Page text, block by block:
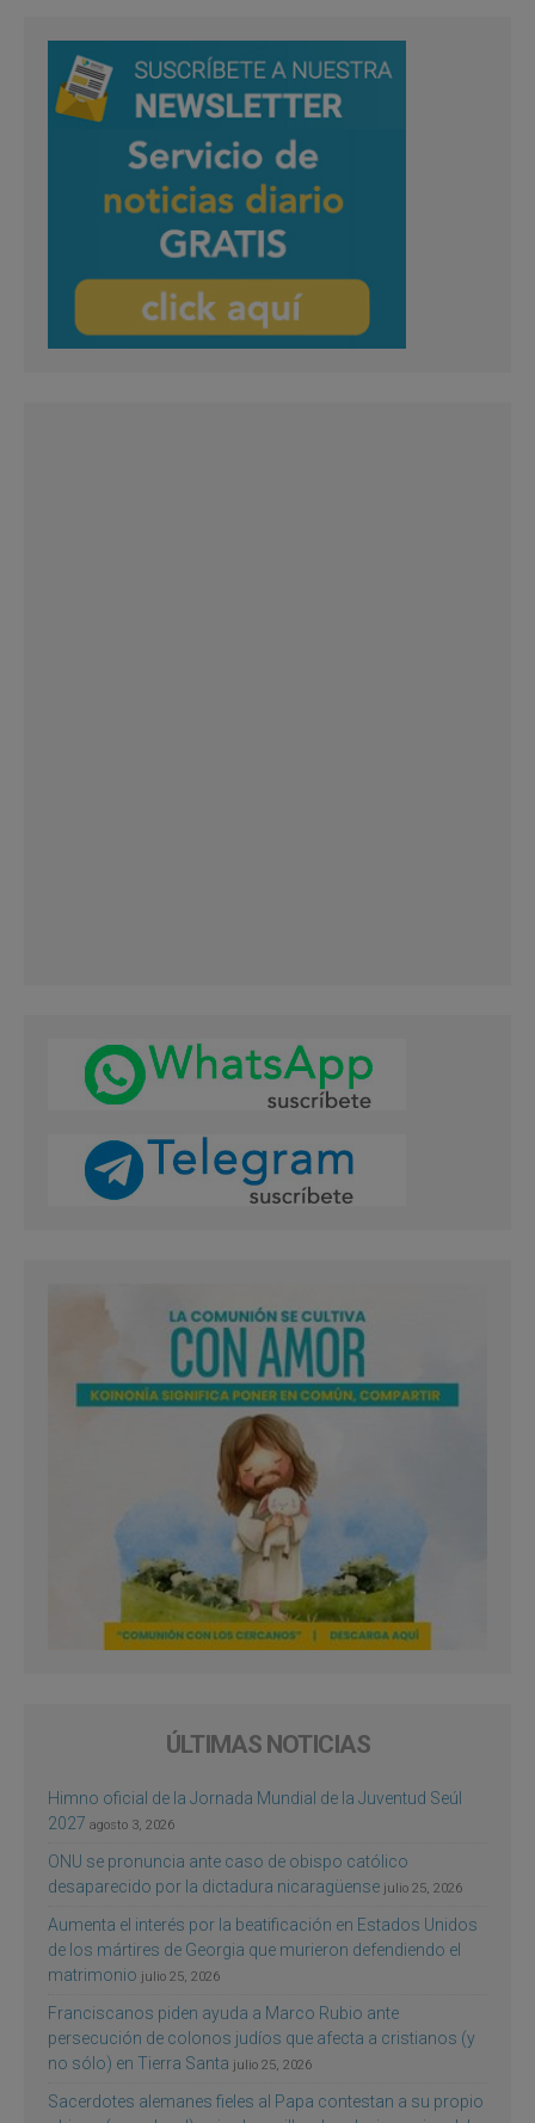
ÚLTIMAS NOTICIAS
Himno oficial de la Jornada Mundial de la Juventud Seúl
2027 agosto 3, 2026
ONU se pronuncia ante caso de obispo católico
desaparecido por la dictadura nicaragüense julio 25, 2026
Aumenta el interés por la beatificación en Estados Unidos
de los mártires de Georgia que murieron defendiendo el
matrimonio julio 25, 2026
Franciscanos piden ayuda a Marco Rubio ante
persecución de colonos judíos que afecta a cristianos (y
no sólo) en Tierra Santa julio 25, 2026
Sacerdotes alemanes fieles al Papa contestan a su propio